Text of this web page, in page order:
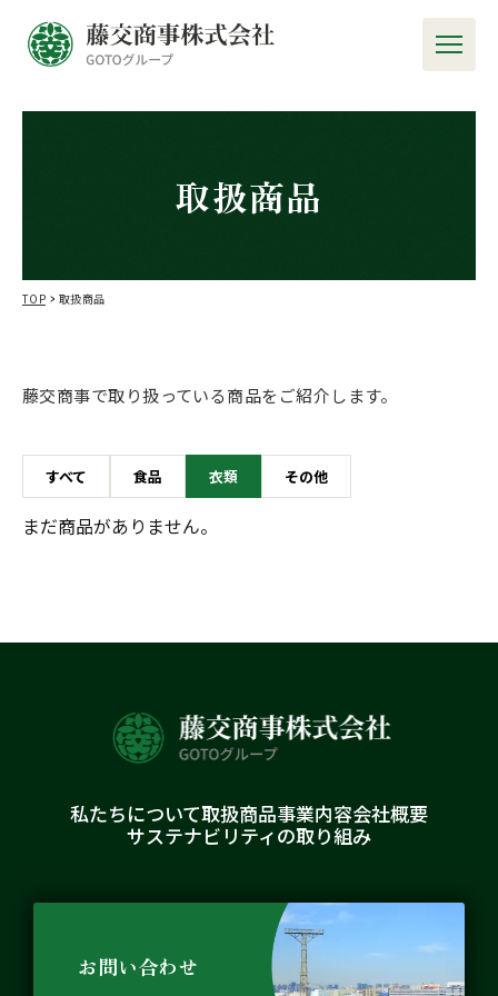
取扱商品
TOP 取扱商品
藤交商事で取り扱っている商品をご紹介します。
すべて 食品 衣類 その他
まだ商品がありません。
私たちについて取扱商品事業内容
サステナビリティの取り組み
会社概要
お問い合わせ